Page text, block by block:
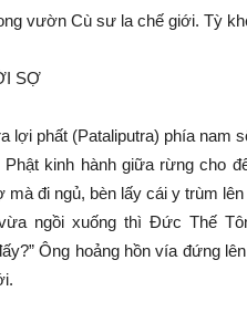
vườn Cù sư la chế giới. Tỳ
SỢ
lợi phất (Pataliputra) phía nam
kinh hành giữa rừng cho
mà đi ngủ, bèn lấy cái y trùm
ngồi xuống thì Đức Thế
Ông hoảng hồn vía đứng